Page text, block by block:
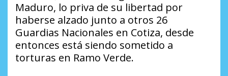
Maduro, lo priva de su libertad por
haberse alzado junto a otros 26
Guardias Nacionales en Cotiza, desde
entonces está siendo sometido a
torturas en Ramo Verde.